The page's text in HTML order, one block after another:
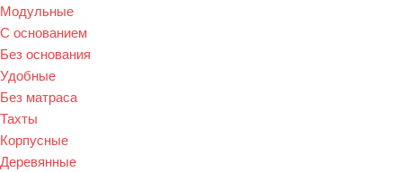
Модульные
С основанием
Без основания
Удобные
Без матраса
Тахты
Корпусные
Деревянные